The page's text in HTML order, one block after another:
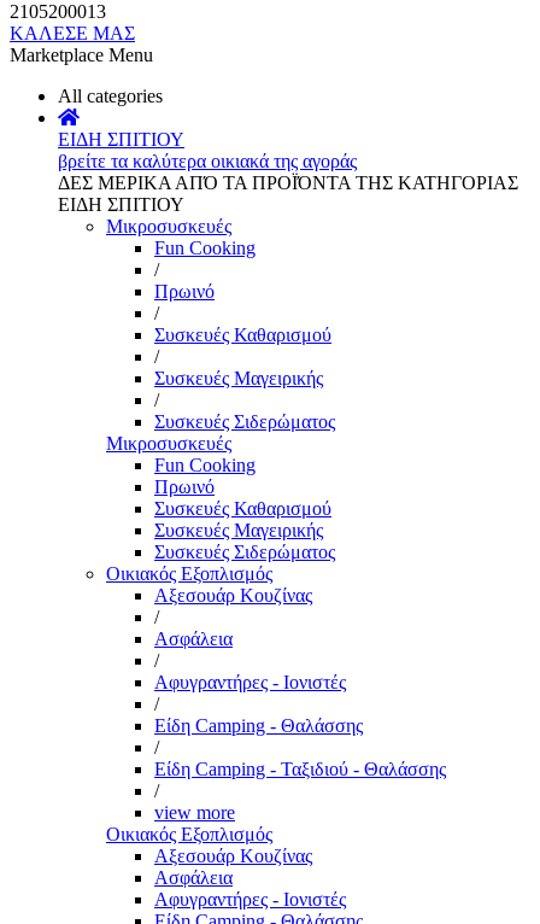
2105200013
ΚΑΛΕΣΕ ΜΑΣ
Marketplace Menu
All categories
ΕΙΔΗ ΣΠΙΤΙΟΥ
βρείτε τα καλύτερα οικιακά της αγοράς
ΔΕΣ ΜΕΡΙΚΑ ΑΠΌ ΤΑ ΠΡΟΪΌΝΤΑ ΤΗΣ ΚΑΤΗΓΟΡΙΑΣ
ΕΙΔΗ ΣΠΙΤΙΟΥ
Μικροσυσκευές
Fun Cooking
/
Πρωινό
/
Συσκευές Καθαρισμού
/
Συσκευές Μαγειρικής
/
Συσκευές Σιδερώματος
Μικροσυσκευές
Fun Cooking
Πρωινό
Συσκευές Καθαρισμού
Συσκευές Μαγειρικής
Συσκευές Σιδερώματος
Οικιακός Εξοπλισμός
Αξεσουάρ Κουζίνας
/
Ασφάλεια
/
Αφυγραντήρες - Ιονιστές
/
Είδη Camping - Θαλάσσης
/
Είδη Camping - Ταξιδιού - Θαλάσσης
/
view more
Οικιακός Εξοπλισμός
Αξεσουάρ Κουζίνας
Ασφάλεια
Αφυγραντήρες - Ιονιστές